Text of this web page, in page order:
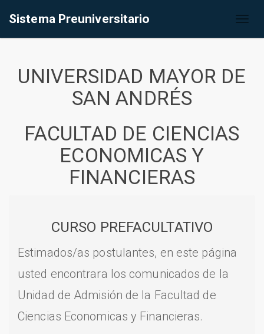
Sistema Preuniversitario
UNIVERSIDAD MAYOR DE
SAN ANDRÉS
FACULTAD DE CIENCIAS
ECONOMICAS Y
FINANCIERAS
CURSO PREFACULTATIVO
Estimados/as postulantes, en este página
usted encontrara los comunicados de la
Unidad de Admisión de la Facultad de
Ciencias Economicas y Financieras.